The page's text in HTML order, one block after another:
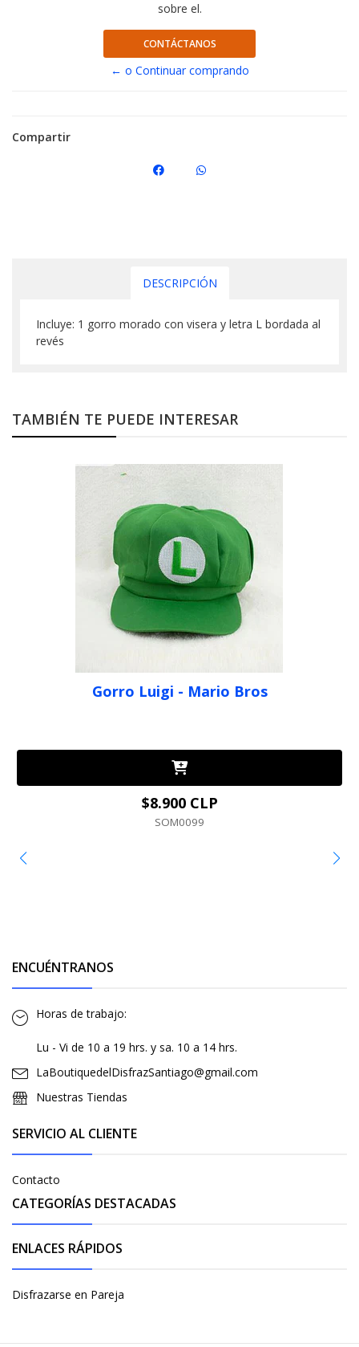
sobre el.
CONTÁCTANOS
← o Continuar comprando
Compartir
DESCRIPCIÓN
Incluye: 1 gorro morado con visera y letra L bordada al
revés
TAMBIÉN TE PUEDE INTERESAR
Gorro Luigi - Mario Bros
$8.900 CLP
SOM0099
ENCUÉNTRANOS
Horas de trabajo:
Lu - Vi de 10 a 19 hrs. y sa. 10 a 14 hrs.
LaBoutiquedelDisfrazSantiago@gmail.com
Nuestras Tiendas
SERVICIO AL CLIENTE
Contacto
CATEGORÍAS DESTACADAS
ENLACES RÁPIDOS
Disfrazarse en Pareja